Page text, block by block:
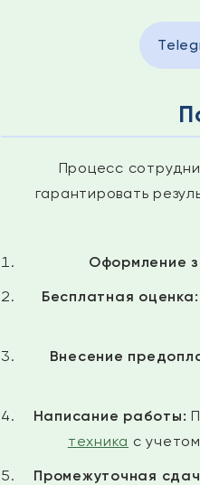
Процесс
гарантировать
Оформление
Бесплатная оценка:
Внесение
Написание работы:
техника с
Промежуточная